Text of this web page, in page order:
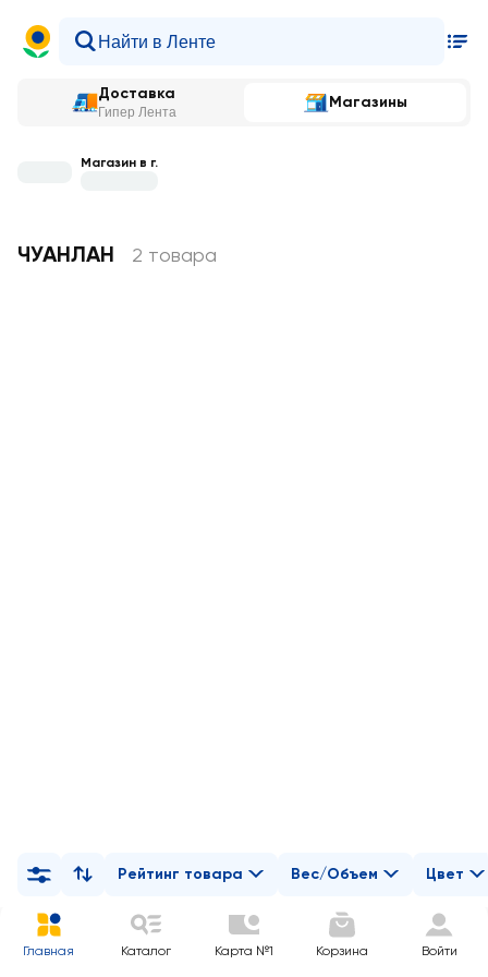
Доставка
Гипер Лента
Магазины
Магазин в г.
ЧУАНЛАН 2 товара
Рейтинг товара Вес/Объем Цвет
Главная Каталог Карта №1 Корзина Войти